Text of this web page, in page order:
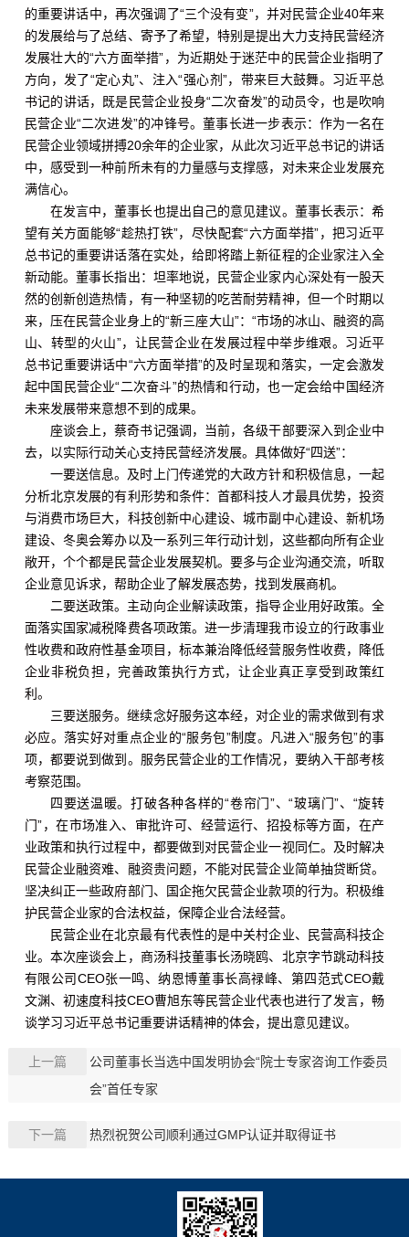
的重要讲话中，再次强调了“三个没有变”，并对民营企业40年来
的发展给与了总结、寄予了希望，特别是提出大力支持民营经济
发展壮大的“六方面举措”，为近期处于迷茫中的民营企业指明了
方向，发了“定心丸”、注入“强心剂”，带来巨大鼓舞。习近平总
书记的讲话，既是民营企业投身“二次奋发”的动员令，也是吹响
民营企业“二次进发”的冲锋号。董事长进一步表示：作为一名在
民营企业领域拼搏20余年的企业家，从此次习近平总书记的讲话
中，感受到一种前所未有的力量感与支撑感，对未来企业发展充
满信心。
在发言中，董事长也提出自己的意见建议。董事长表示：希
望有关方面能够“趁热打铁”，尽快配套“六方面举措”，把习近平
总书记的重要讲话落在实处，给即将踏上新征程的企业家注入全
新动能。董事长指出：坦率地说，民营企业家内心深处有一股天
然的创新创造热情，有一种坚韧的吃苦耐劳精神，但一个时期以
来，压在民营企业身上的“新三座大山”：“市场的冰山、融资的高
山、转型的火山”，让民营企业在发展过程中举步维艰。习近平
总书记重要讲话中“六方面举措”的及时呈现和落实，一定会激发
起中国民营企业“二次奋斗”的热情和行动，也一定会给中国经济
未来发展带来意想不到的成果。
座谈会上，蔡奇书记强调，当前，各级干部要深入到企业中
去，以实际行动关心支持民营经济发展。具体做好“四送”：
一要送信息。及时上门传递党的大政方针和积极信息，一起
分析北京发展的有利形势和条件：首都科技人才最具优势，投资
与消费市场巨大，科技创新中心建设、城市副中心建设、新机场
建设、冬奥会筹办以及一系列三年行动计划，这些都向所有企业
敞开，个个都是民营企业发展契机。要多与企业沟通交流，听取
企业意见诉求，帮助企业了解发展态势，找到发展商机。
二要送政策。主动向企业解读政策，指导企业用好政策。全
面落实国家减税降费各项政策。进一步清理我市设立的行政事业
性收费和政府性基金项目，标本兼治降低经营服务性收费，降低
企业非税负担，完善政策执行方式，让企业真正享受到政策红
利。
三要送服务。继续念好服务这本经，对企业的需求做到有求
必应。落实好对重点企业的“服务包”制度。凡进入“服务包”的事
项，都要说到做到。服务民营企业的工作情况，要纳入干部考核
考察范围。
四要送温暖。打破各种各样的“卷帘门”、“玻璃门”、“旋转
门”，在市场准入、审批许可、经营运行、招投标等方面，在产
业政策和执行过程中，都要做到对民营企业一视同仁。及时解决
民营企业融资难、融资贵问题，不能对民营企业简单抽贷断贷。
坚决纠正一些政府部门、国企拖欠民营企业款项的行为。积极维
护民营企业家的合法权益，保障企业合法经营。
民营企业在北京最有代表性的是中关村企业、民营高科技企
业。本次座谈会上，商汤科技董事长汤晓鸥、北京字节跳动科技
有限公司CEO张一鸣、纳恩博董事长高禄峰、第四范式CEO戴
文渊、初速度科技CEO曹旭东等民营企业代表也进行了发言，畅
谈学习习近平总书记重要讲话精神的体会，提出意见建议。
上一篇
公司董事长当选中国发明协会“院士专家咨询工作委员
会”首任专家
下一篇 热烈祝贺公司顺利通过GMP认证并取得证书